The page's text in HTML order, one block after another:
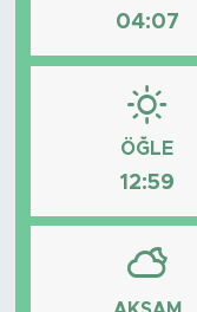
04:07
ÖĞLE
12:59
KULİS
YAZARLAR
POLİTİKA
EKONOMİ